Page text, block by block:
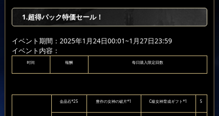
1.超得パック特価セール！
イベント期間：2025年1月24日00:01~1月27日23:59
イベント内容：
时间 報酬 每日購入限定回数
金晶石*25 豊作の女神の破片*1 C級女神育成ギフト*1 5